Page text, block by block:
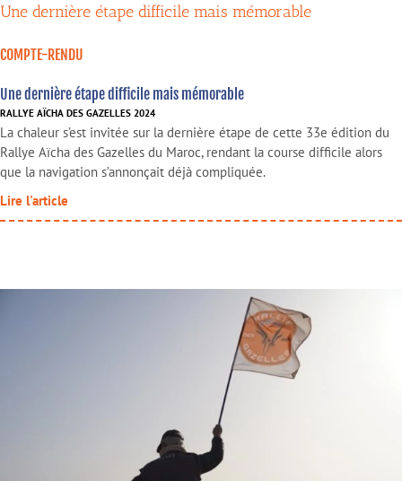
Une dernière étape difficile mais mémorable
COMPTE-RENDU
Une dernière étape difficile mais mémorable
RALLYE AÏCHA DES GAZELLES 2024
La chaleur s’est invitée sur la dernière étape de cette 33e édition du
Rallye Aïcha des Gazelles du Maroc, rendant la course difficile alors
que la navigation s’annonçait déjà compliquée.
Lire l'article